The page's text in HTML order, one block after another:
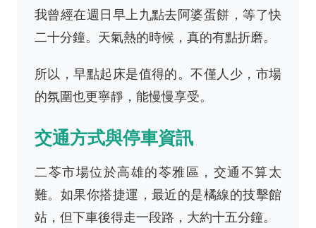
我曾經在週日早上九點去阿婆蛋餅，等了快
二十分鐘。天氣熱的時候，真的有點折磨。
所以，早點起床是值得的。不僅人少，市場
的氛圍也更寧靜，能慢慢享受。
交通方式與停車資訊
二苓市場位於高雄的苓雅區，交通不算太
難。如果你搭捷運，最近的是橘線的技擊館
站，但下車後得走一段路，大約十五分鐘。